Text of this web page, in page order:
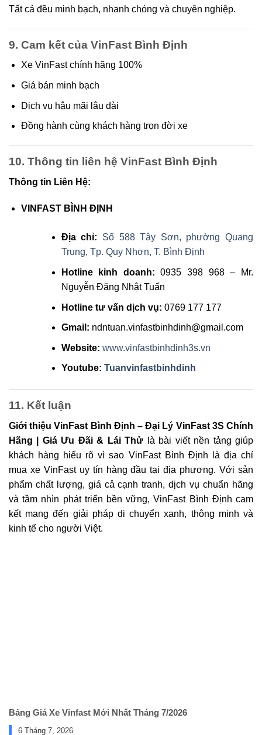
Tất cả đều minh bạch, nhanh chóng và chuyên nghiệp.
9. Cam kết của VinFast Bình Định
Xe VinFast chính hãng 100%
Giá bán minh bạch
Dịch vụ hậu mãi lâu dài
Đồng hành cùng khách hàng trọn đời xe
10. Thông tin liên hệ VinFast Bình Định
Thông tin Liên Hệ:
VINFAST BÌNH ĐỊNH
Địa chỉ:
Số 588 Tây Sơn, phường Quang
Trung, Tp. Quy Nhơn, T. Bình Định
Hotline kinh doanh: 0935 398 968 – Mr.
Nguyễn Đăng Nhật Tuấn
Hotline tư vấn dịch vụ: 0769 177 177
Gmail: ndntuan.vinfastbinhdinh@gmail.com
Website: www.vinfastbinhdinh3s.vn
Youtube: Tuanvinfastbinhdinh
11. Kết luận
Giới thiệu VinFast Bình Định – Đại Lý VinFast 3S Chính
Hãng | Giá Ưu Đãi & Lái Thử là bài viết nền tảng giúp
khách hàng hiểu rõ vì sao VinFast Bình Định là địa chỉ
mua xe VinFast uy tín hàng đầu tại địa phương. Với sản
phẩm chất lượng, giá cả cạnh tranh, dịch vụ chuẩn hãng
và tầm nhìn phát triển bền vững, VinFast Bình Định cam
kết mang đến giải pháp di chuyển xanh, thông minh và
kinh tế cho người Việt.
Bảng Giá Xe Vinfast Mới Nhất Tháng 7/2026
6 Tháng 7, 2026